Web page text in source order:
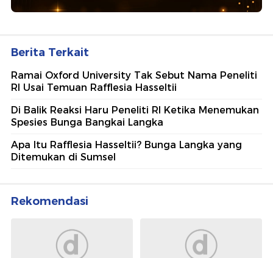
Berita Terkait
Ramai Oxford University Tak Sebut Nama Peneliti
RI Usai Temuan Rafflesia Hasseltii
Di Balik Reaksi Haru Peneliti RI Ketika Menemukan
Spesies Bunga Bangkai Langka
Apa Itu Rafflesia Hasseltii? Bunga Langka yang
Ditemukan di Sumsel
Rekomendasi